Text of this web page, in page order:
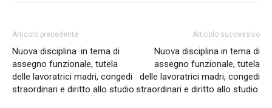
Articolo precedente
Nuova disciplina ·in tema di
assegno funzionale, tutela
delle lavoratrici madri, congedi
straordinari e diritto allo studio.
Articolo successivo
Nuova disciplina in tema di
assegno funzionale, tutela
delle lavoratrici madri, congedi
straordinari e diritto allo studio.